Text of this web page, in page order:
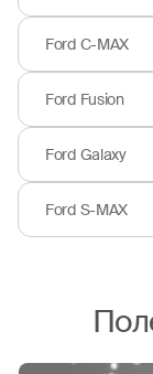
Ford C-MAX
Ford Fusion
Ford Galaxy
Ford S-MAX